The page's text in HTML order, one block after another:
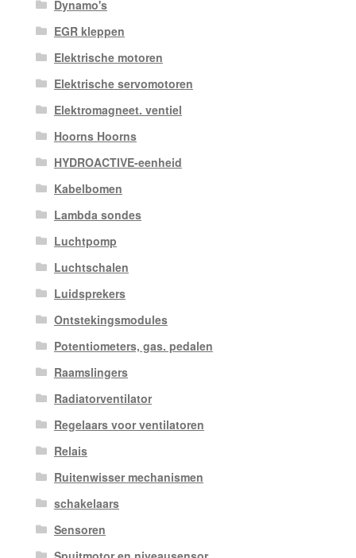
Dynamo's
EGR kleppen
Elektrische motoren
Elektrische servomotoren
Elektromagneet. ventiel
Hoorns Hoorns
HYDROACTIVE-eenheid
Kabelbomen
Lambda sondes
Luchtpomp
Luchtschalen
Luidsprekers
Ontstekingsmodules
Potentiometers, gas. pedalen
Raamslingers
Radiatorventilator
Regelaars voor ventilatoren
Relais
Ruitenwisser mechanismen
schakelaars
Sensoren